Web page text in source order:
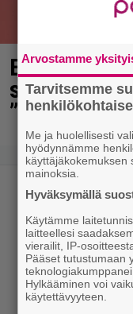
Elämäni
saatiin
”Erittäin
Arvostamme
Tarvitsemme
Me ja huolellisesti
hyödynnämme
käyttäjäkokemuksen
mainoksia.
Hyväksymällä
Käytämme
laitteellesi
vierailit, IP-
Pääset tutustumaan
Hylkääminen voi
käytettävyyteen.